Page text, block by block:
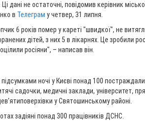
дані не остаточні, повідомив керівник
в Телеграм у четвер, 31 липня.
6 років помер у кареті "швидкої", не
дітей, з них 5 в лікарнях. Це зробили
росіяни", – написав він.
ночі у Києві понад 100
садочки, медичні заклади, університет,
у Святошинському районі.
задіяні понад 300 працівників ДСНС.